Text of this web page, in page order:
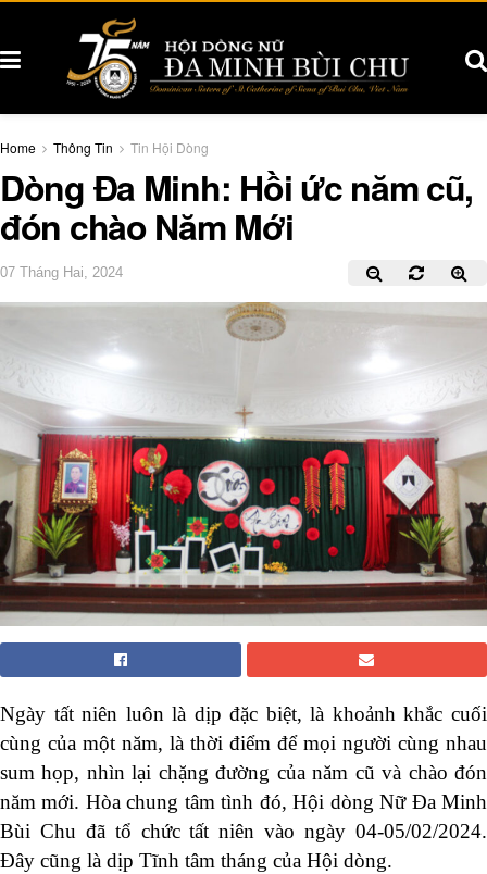
Home Thông Tin Tin Hội Dòng
Dòng Đa Minh: Hồi ức năm cũ,
đón chào Năm Mới
07 Tháng Hai, 2024
Ngày tất niên luôn là dịp đặc biệt, là khoảnh khắc cuối
cùng của một năm, là thời điểm để mọi người cùng nhau
sum họp, nhìn lại chặng đường của năm cũ và chào đón
năm mới. Hòa chung tâm tình đó, Hội dòng Nữ Đa Minh
Bùi Chu đã tổ chức tất niên vào ngày 04-05/02/2024.
Đây cũng là dịp Tĩnh tâm tháng của Hội dòng.